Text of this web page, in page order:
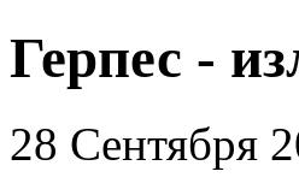
Герпес -
28 Сентября